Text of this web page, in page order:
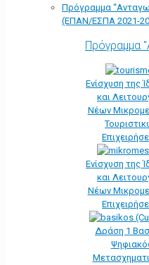
Πρόγραμμα
(ΕΠΑΝ/ΕΣΠΑ 2021-
Πρόγραμμα
Ενίσχυση της
και
Νέων
Ενίσχυση της
και
Νέων
Δράση 1